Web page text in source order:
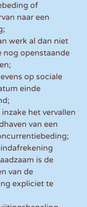
of
naar een
werk al dan niet
nog openstaande
op sociale
einde
het vervallen
van een
is de
van de
expliciet te